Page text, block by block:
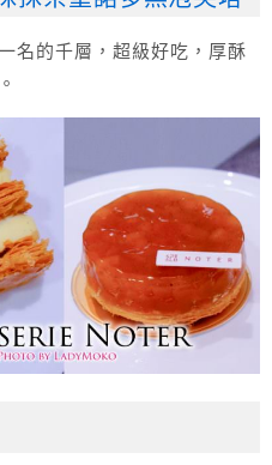
名的千層，超級好吃，厚酥